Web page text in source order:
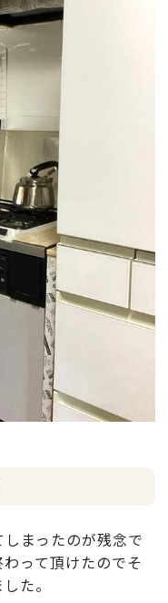
まったのが残念で
って頂けたのでそ
た。